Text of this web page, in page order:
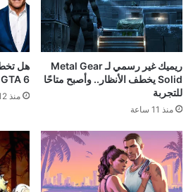
ريميك غير رسمي لـ Metal Gear
Solid يخطف الأنظار.. وأصبح متاحًا
للتجربة
منذ 11 ساعة
GTA 6 مستقبلًا بالبث السحابي؟
منذ 12 ساعة